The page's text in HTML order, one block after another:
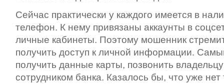
Сейчас практически у каждого имеется в
телефон. К нему привязаны аккаунты в
личные кабинеты. Поэтому мошенник
получить доступ к личной информации.
получить данные карты, позвонить
сотрудником банка. Казалось бы, что уже